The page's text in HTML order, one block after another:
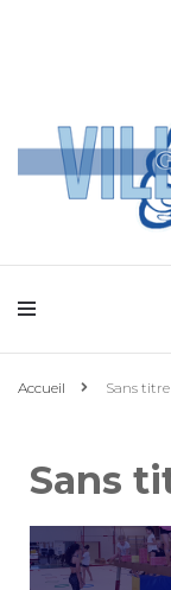
Accueil Sans titre
Sans